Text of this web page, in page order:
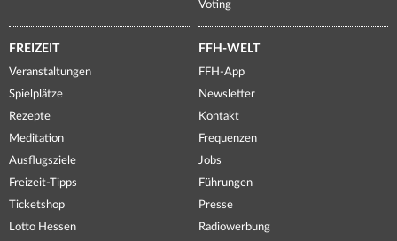
Voting
FREIZEIT
Veranstaltungen
Spielplätze
Rezepte
Meditation
Ausflugsziele
Freizeit-Tipps
Ticketshop
Lotto Hessen
FFH-WELT
FFH-App
Newsletter
Kontakt
Frequenzen
Jobs
Führungen
Presse
Radiowerbung